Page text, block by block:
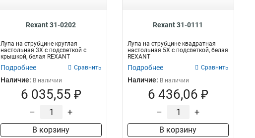
Rexant 31-0202
Лупа на струбцине круглая
настольная 3Х с подсветкой с
крышкой, белая REXANT
Подробнее Сравнить
Наличие: В наличии
6 035,55 ₽
– +
В корзину
Rexant 31-0111
Лупа на струбцине квадратная
настольная 5Х с подсветкой, белая
REXANT
Подробнее Сравнить
Наличие: В наличии
6 436,06 ₽
– +
В корзину